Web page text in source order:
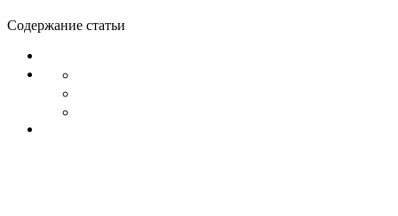
Содержание статьи